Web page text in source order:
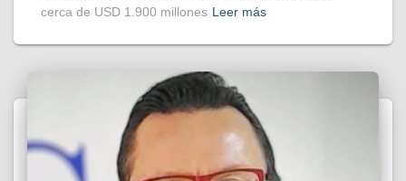
cerca de USD 1.900 millones Leer más